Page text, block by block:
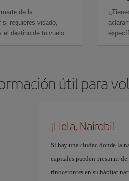
de la
requieres visado,
el destino de tu vuelo.
útil para
¡Hola, Nairobi!
Si hay una ciudad donde la
capitales pueden presumir
rinocerontes en su hábitat